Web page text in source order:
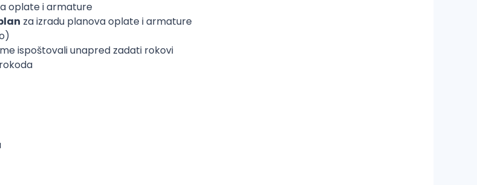
oplate i armature
za izradu planova oplate i armature
ispoštovali unapred zadati rokovi